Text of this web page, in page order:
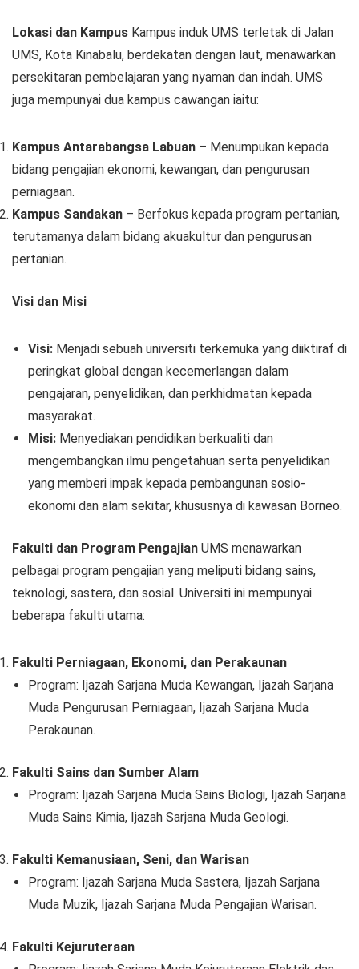
Lokasi dan Kampus Kampus induk UMS terletak di Jalan
UMS, Kota Kinabalu, berdekatan dengan laut, menawarkan
persekitaran pembelajaran yang nyaman dan indah. UMS
juga mempunyai dua kampus cawangan iaitu:
Kampus Antarabangsa Labuan – Menumpukan kepada
bidang pengajian ekonomi, kewangan, dan pengurusan
perniagaan.
Kampus Sandakan – Berfokus kepada program pertanian,
terutamanya dalam bidang akuakultur dan pengurusan
pertanian.
Visi dan Misi
Visi: Menjadi sebuah universiti terkemuka yang diiktiraf di
peringkat global dengan kecemerlangan dalam
pengajaran, penyelidikan, dan perkhidmatan kepada
masyarakat.
Misi: Menyediakan pendidikan berkualiti dan
mengembangkan ilmu pengetahuan serta penyelidikan
yang memberi impak kepada pembangunan sosio-
ekonomi dan alam sekitar, khususnya di kawasan Borneo.
Fakulti dan Program Pengajian UMS menawarkan
pelbagai program pengajian yang meliputi bidang sains,
teknologi, sastera, dan sosial. Universiti ini mempunyai
beberapa fakulti utama:
Fakulti Perniagaan, Ekonomi, dan Perakaunan
Program: Ijazah Sarjana Muda Kewangan, Ijazah Sarjana
Muda Pengurusan Perniagaan, Ijazah Sarjana Muda
Perakaunan.
Fakulti Sains dan Sumber Alam
Program: Ijazah Sarjana Muda Sains Biologi, Ijazah Sarjana
Muda Sains Kimia, Ijazah Sarjana Muda Geologi.
Fakulti Kemanusiaan, Seni, dan Warisan
Program: Ijazah Sarjana Muda Sastera, Ijazah Sarjana
Muda Muzik, Ijazah Sarjana Muda Pengajian Warisan.
Fakulti Kejuruteraan